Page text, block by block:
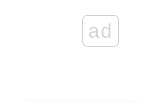
ad